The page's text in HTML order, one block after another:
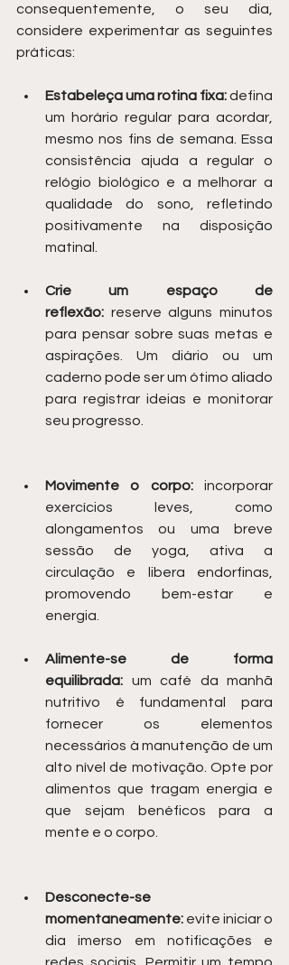
consequentemente, o seu dia,
considere experimentar as seguintes
práticas:
Estabeleça uma rotina fixa: defina
um horário regular para acordar,
mesmo nos fins de semana. Essa
consistência ajuda a regular o
relógio biológico e a melhorar a
qualidade do sono, refletindo
positivamente na disposição
matinal.
Crie um espaço de
reflexão: reserve alguns minutos
para pensar sobre suas metas e
aspirações. Um diário ou um
caderno pode ser um ótimo aliado
para registrar ideias e monitorar
seu progresso.
Movimente o corpo: incorporar
exercícios leves, como
alongamentos ou uma breve
sessão de yoga, ativa a
circulação e libera endorfinas,
promovendo bem-estar e
energia.
Alimente-se de forma
equilibrada: um café da manhã
nutritivo é fundamental para
fornecer os elementos
necessários à manutenção de um
alto nível de motivação. Opte por
alimentos que tragam energia e
que sejam benéficos para a
mente e o corpo.
Desconecte-se
momentaneamente: evite iniciar o
dia imerso em notificações e
redes sociais. Permitir um tempo